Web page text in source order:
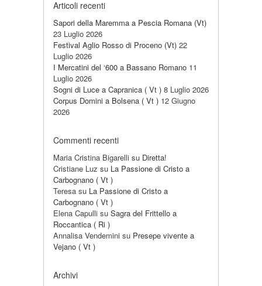
Articoli recenti
Sapori della Maremma a Pescia Romana (Vt)
23 Luglio 2026
Festival Aglio Rosso di Proceno (Vt) 22
Luglio 2026
I Mercatini del ‘600 a Bassano Romano 11
Luglio 2026
Sogni di Luce a Capranica ( Vt ) 8 Luglio 2026
Corpus Domini a Bolsena ( Vt ) 12 Giugno
2026
Commenti recenti
Maria Cristina Bigarelli su Diretta!
Cristiane Luz su La Passione di Cristo a
Carbognano ( Vt )
Teresa su La Passione di Cristo a
Carbognano ( Vt )
Elena Capulli su Sagra del Frittello a
Roccantica ( Ri )
Annalisa Vendemini su Presepe vivente a
Vejano ( Vt )
Archivi